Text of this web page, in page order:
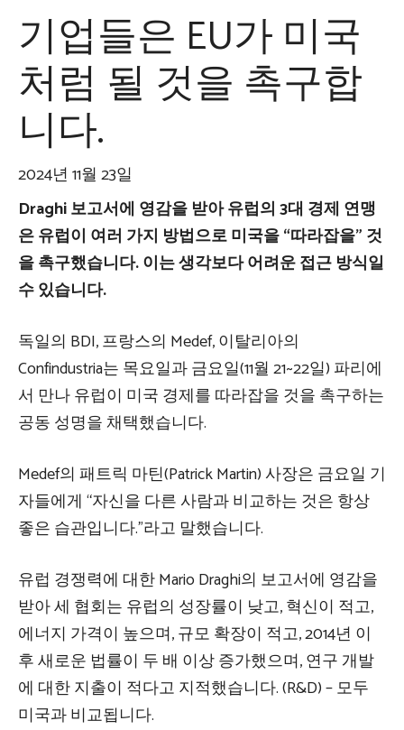
기업들은 EU가 미국
처럼 될 것을 촉구합
니다.
2024년 11월 23일
Draghi 보고서에 영감을 받아 유럽의 3대 경제 연맹
은 유럽이 여러 가지 방법으로 미국을 “따라잡을” 것
을 촉구했습니다. 이는 생각보다 어려운 접근 방식일
수 있습니다.
독일의 BDI, 프랑스의 Medef, 이탈리아의
Confindustria는 목요일과 금요일(11월 21~22일) 파리에
서 만나 유럽이 미국 경제를 따라잡을 것을 촉구하는
공동 성명을 채택했습니다.
Medef의 패트릭 마틴(Patrick Martin) 사장은 금요일 기
자들에게 “자신을 다른 사람과 비교하는 것은 항상
좋은 습관입니다.”라고 말했습니다.
유럽 ​​경쟁력에 대한 Mario Draghi의 보고서에 영감을
받아 세 협회는 유럽의 성장률이 낮고, 혁신이 적고,
에너지 가격이 높으며, 규모 확장이 적고, 2014년 이
후 새로운 법률이 두 배 이상 증가했으며, 연구 개발
에 대한 지출이 적다고 지적했습니다. (R&D) – 모두
미국과 비교됩니다.